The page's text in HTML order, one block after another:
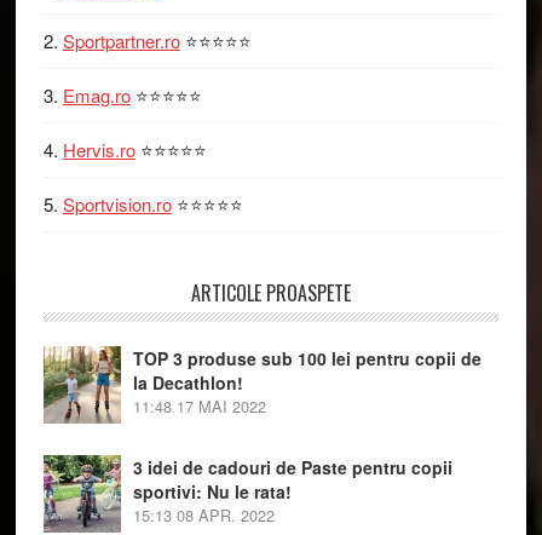
Sportpartner.ro⭐⭐⭐⭐⭐
Emag.ro⭐⭐⭐⭐⭐
Hervis.ro⭐⭐⭐⭐⭐
Sportvision.ro⭐⭐⭐⭐⭐
ARTICOLE PROASPETE
TOP 3 produse sub 100 lei pentru copii de
la Decathlon!
11:48 17 MAI 2022
3 idei de cadouri de Paste pentru copii
sportivi: Nu le rata!
15:13 08 APR. 2022